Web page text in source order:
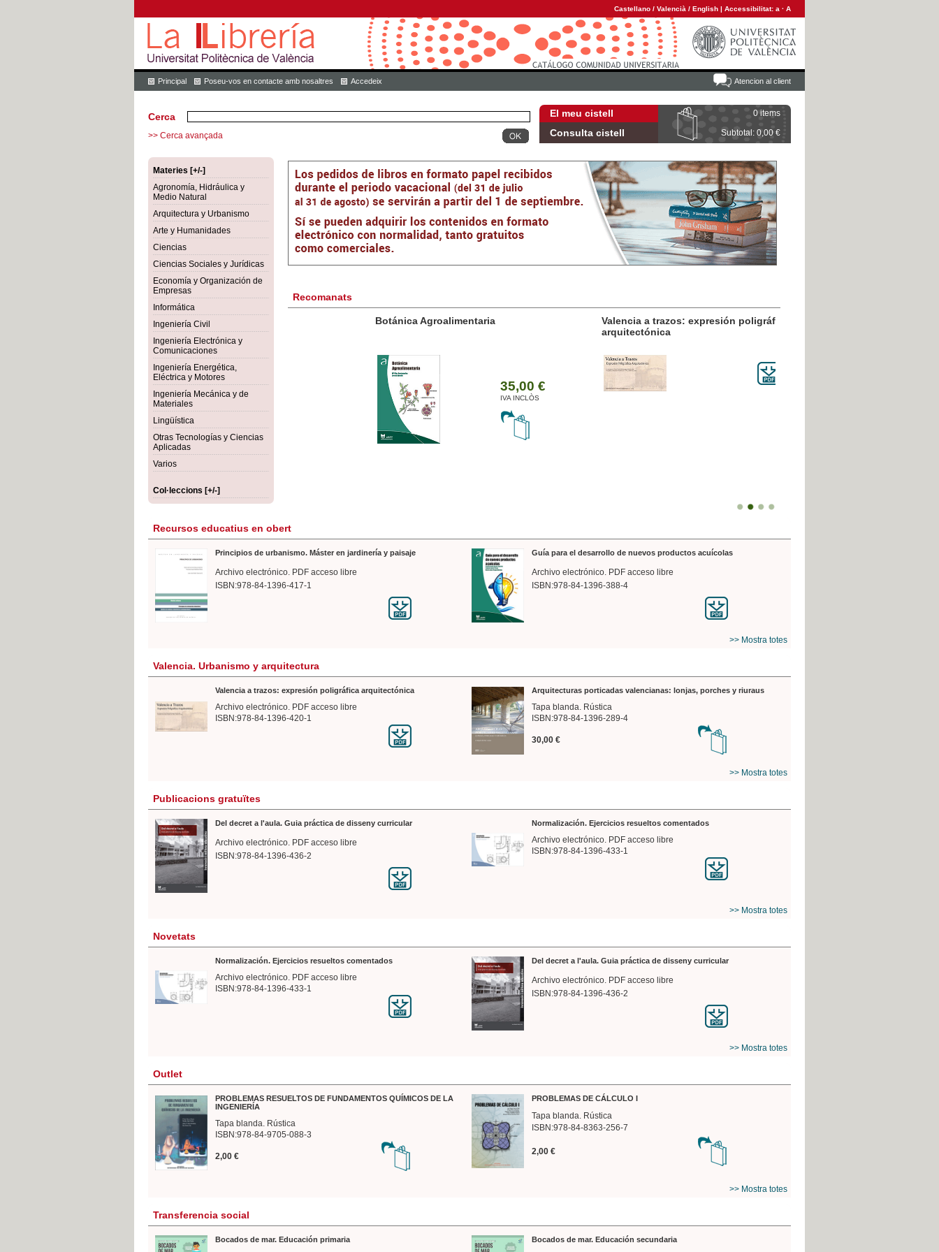
Castellano / Valencià / English | Accessibilitat: a · A
Atencion al client
Principal Poseu-vos en contacte amb nosaltres Accedeix
El meu cistell 0 items
Consulta cistell Subtotal: 0,00 €
Cerca
>> Cerca avançada
Materies [+/-]
Agronomía, Hidráulica y
Medio Natural
Arquitectura y Urbanismo
Arte y Humanidades
Ciencias
Ciencias Sociales y Jurídicas
Economía y Organización de
Empresas
Informática
Ingeniería Civil
Ingeniería Electrónica y
Comunicaciones
Ingeniería Energética,
Eléctrica y Motores
Ingeniería Mecánica y de
Materiales
Lingüística
Otras Tecnologías y Ciencias
Aplicadas
Varios
Col·leccions [+/-]
Recomanats
Botánica Agroalimentaria
35,00 €
IVA INCLÒS
Valencia a trazos: expresión poligráfica
Recursos educatius en obert
Principios de urbanismo. Máster en jardinería y paisaje
Archivo electrónico. PDF acceso libre
ISBN:978-84-1396-417-1
Guía para el desarrollo de nuevos productos acuícolas
Archivo electrónico. PDF acceso libre
ISBN:978-84-1396-388-4
>> Mostra totes
Valencia. Urbanismo y arquitectura
Valencia a trazos: expresión poligráfica arquitectónica
Archivo electrónico. PDF acceso libre
ISBN:978-84-1396-420-1
Arquitecturas porticadas valencianas: lonjas, porches y riuraus
Tapa blanda. Rústica
ISBN:978-84-1396-289-4
30,00 €
>> Mostra totes
Publicacions gratuïtes
Del decret a l'aula. Guia práctica de disseny curricular
Archivo electrónico. PDF acceso libre
ISBN:978-84-1396-436-2
Normalización. Ejercicios resueltos comentados
Archivo electrónico. PDF acceso libre
ISBN:978-84-1396-433-1
>> Mostra totes
Novetats
Normalización. Ejercicios resueltos comentados
Archivo electrónico. PDF acceso libre
ISBN:978-84-1396-433-1
Del decret a l'aula. Guia práctica de disseny curricular
Archivo electrónico. PDF acceso libre
ISBN:978-84-1396-436-2
>> Mostra totes
Outlet
PROBLEMAS RESUELTOS DE FUNDAMENTOS QUÍMICOS DE LA
INGENIERÍA
Tapa blanda. Rústica
ISBN:978-84-9705-088-3
2,00 €
PROBLEMAS DE CÁLCULO I
Tapa blanda. Rústica
ISBN:978-84-8363-256-7
2,00 €
>> Mostra totes
Transferencia social
Bocados de mar. Educación primaria Bocados de mar. Educación secundaria